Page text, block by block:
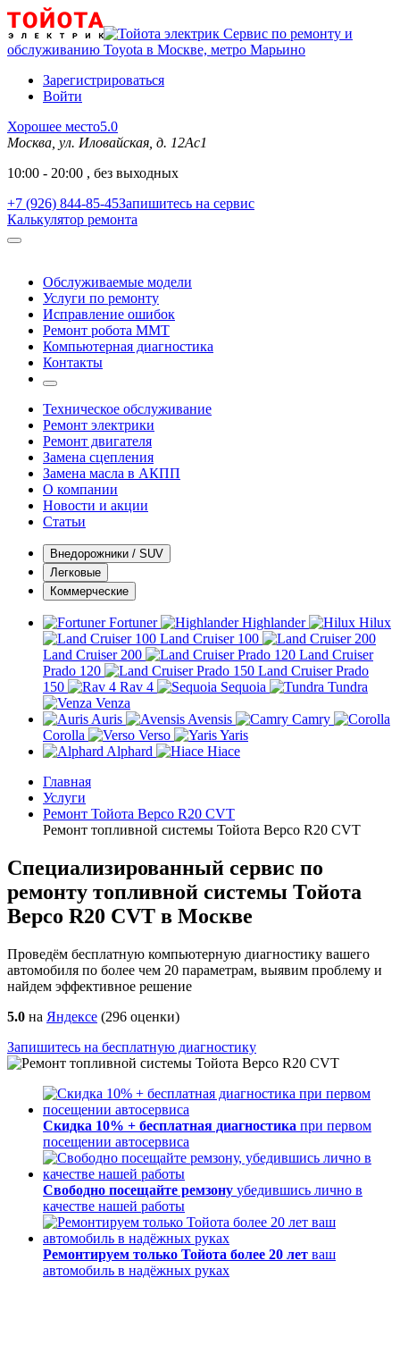
Сервис по ремонту и
обслуживанию Toyota в Москве, метро Марьино
Зарегистрироваться
Войти
Хорошее место5.0
Москва, ул. Иловайская, д. 12Ас1
10:00 - 20:00 , без выходных
+7 (926) 844-85-45Запишитесь на сервис
Калькулятор ремонта
Обслуживаемые модели
Услуги по ремонту
Исправление ошибок
Ремонт робота MMT
Компьютерная диагностика
Контакты
Техническое обслуживание
Ремонт электрики
Ремонт двигателя
Замена сцепления
Замена масла в АКПП
О компании
Новости и акции
Статьи
Внедорожники / SUV
Легковые
Коммерческие
Fortuner Highlander
Hilux
Land Cruiser 100
Land Cruiser 200
Land Cruiser
Prado 120
Land Cruiser Prado
150
Rav 4 Sequoia
Tundra
Venza
Auris
Avensis
Camry
Corolla
Verso
Yaris
Alphard
Hiace
Главная
Услуги
Ремонт Тойота Версо R20 CVT
Ремонт топливной системы Тойота Версо R20 CVT
Специализированный сервис по
ремонту топливной системы Тойота
Версо R20 CVT в Москве
Проведём бесплатную компьютерную диагностику вашего
автомобиля по более чем 20 параметрам, выявим проблему и
найдем эффективное решение
5.0 на Яндексе (296 оценки)
Запишитесь на бесплатную диагностику
Скидка 10% + бесплатная диагностика при первом
посещении автосервиса
Свободно посещайте ремзону убедившись лично в
качестве нашей работы
Ремонтируем только Тойота более 20 лет ваш
автомобиль в надёжных руках